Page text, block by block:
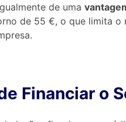
de uma
de 55 €, o que limita o
Financiar o